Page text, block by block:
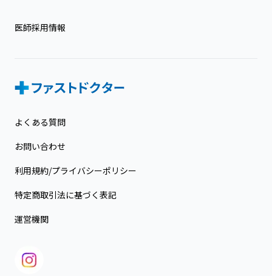
医師採用情報
よくある質問
お問い合わせ
利用規約/プライバシーポリシー
特定商取引法に基づく表記
運営機関